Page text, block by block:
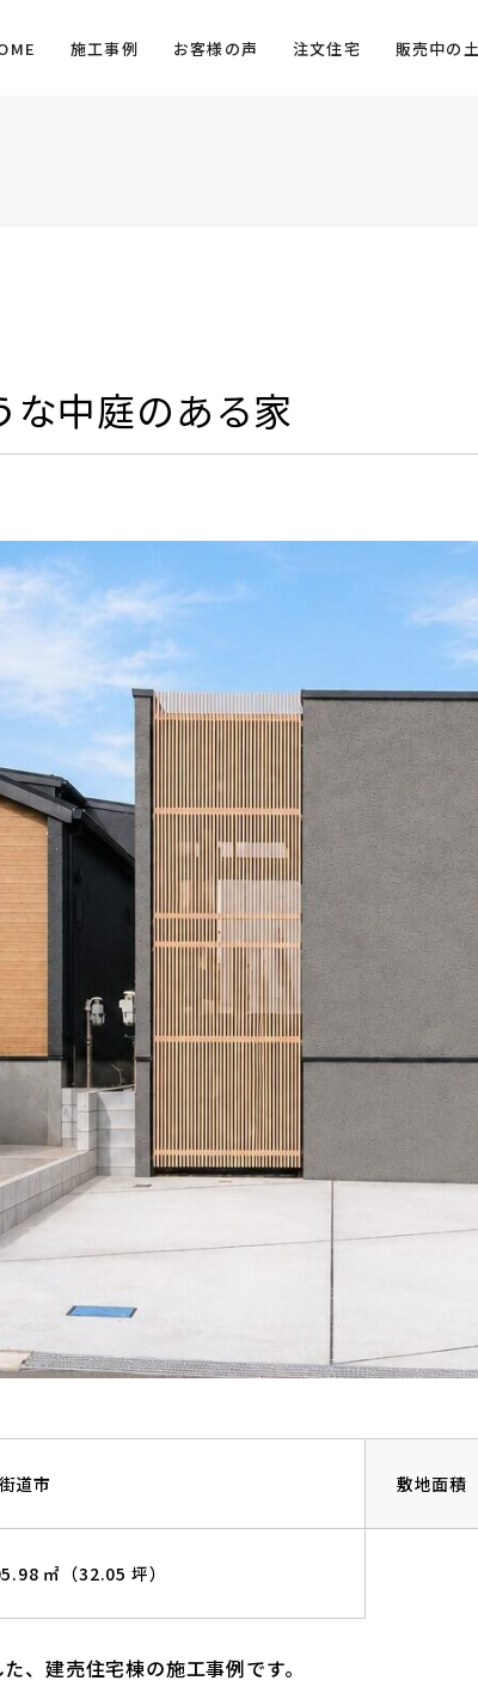
施工事例 お客様の声 注文住宅 販売中の
な中庭のある家
道市 敷地面積
㎡（32.05 坪）
、建売住宅棟の施工事例です。